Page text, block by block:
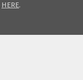
HERE.